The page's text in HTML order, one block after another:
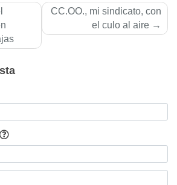
CC.OO., mi sindicato, con
el culo al aire